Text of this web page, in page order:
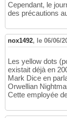
Cependant, le
des précautions
nox1492, le 06/06/
Les yellow dots
existait déjà en
Mark Dice en
Orwellian
Cette employée